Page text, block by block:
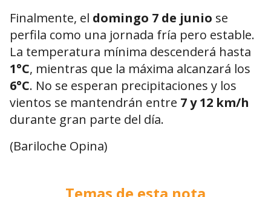
Finalmente, el domingo 7 de junio se
perfila como una jornada fría pero estable.
La temperatura mínima descenderá hasta
1°C, mientras que la máxima alcanzará los
6°C. No se esperan precipitaciones y los
vientos se mantendrán entre 7 y 12 km/h
durante gran parte del día.
(Bariloche Opina)
Temas de esta nota